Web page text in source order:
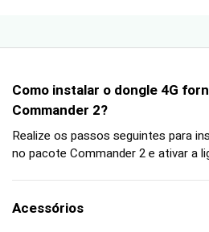
Como instalar o dongle 4G
Commander 2?
Realize os passos seguintes para
no pacote Commander 2 e ativar a
Acessórios